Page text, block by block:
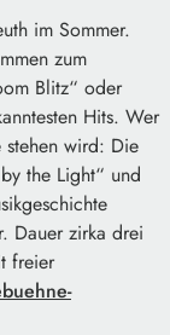
im Sommer.
zum
Blitz“ oder
Hits. Wer
stehen wird: Die
the Light“ und
Dauer zirka drei
freier